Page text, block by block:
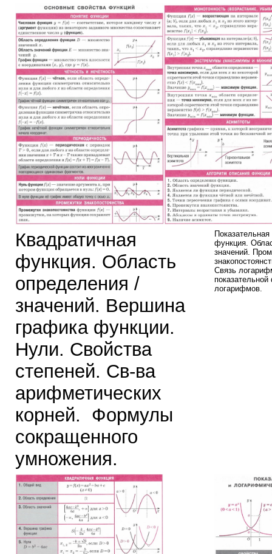
Квадратичная
функция. Область
определения /
значений. Вершина
графика функции.
Нули. Свойства
степеней. Св-ва
арифметических
корней. Формулы
сокращенного
умножения.
функция.
значений.
Связь
логарифмов.